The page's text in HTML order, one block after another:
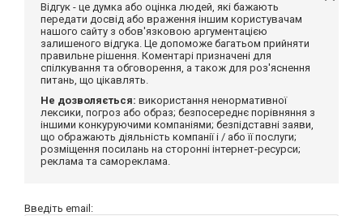
Відгук - це думка або оцінка людей, які бажають
передати досвід або враження іншим користувачам
нашого сайту з обов'язковою аргументацією
залишеного відгука. Це допоможе багатьом прийняти
правильне рішення. Коментарі призначені для
спілкування та обговорення, а також для роз'яснення
питань, що цікавлять.
Не дозволяється: використання ненормативної
лексики, погроз або образ; безпосереднє порівняння з
іншими конкуруючими компаніями; безпідставні заяви,
що ображають діяльність компанії і / або її послуги;
розміщення посилань на сторонні інтернет-ресурси;
реклама та самореклама.
Введіть email: